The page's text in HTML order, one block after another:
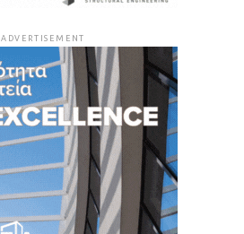
ADVERTISEMENT